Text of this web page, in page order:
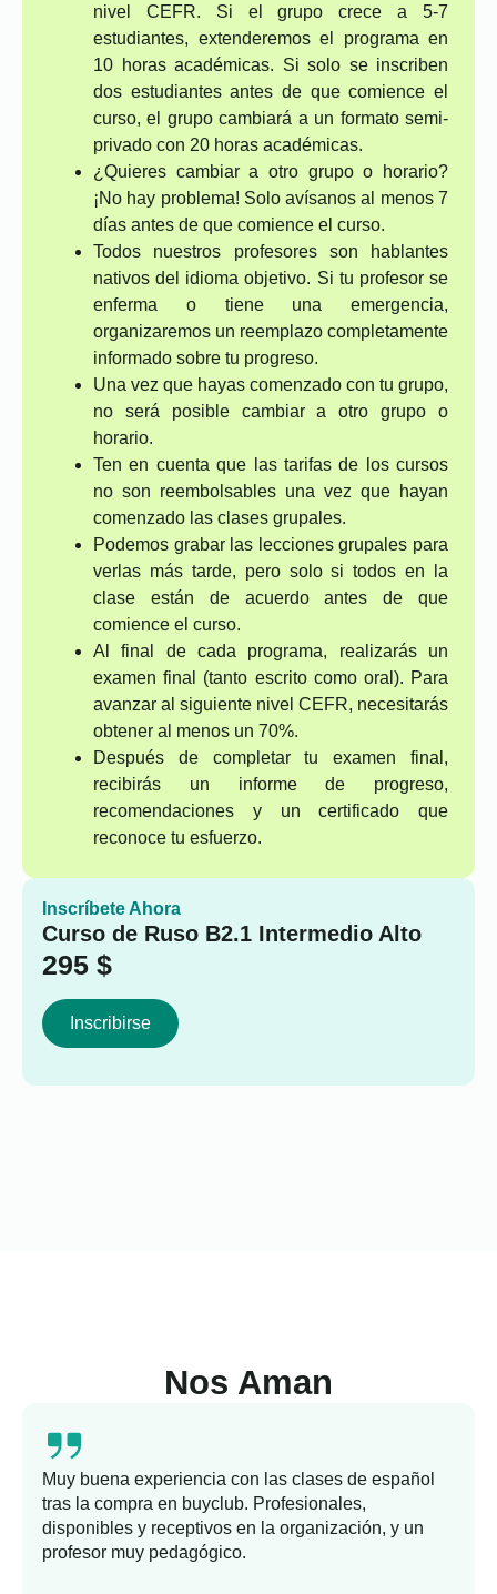
nivel CEFR. Si el grupo crece a 5-7
estudiantes, extenderemos el programa en
10 horas académicas. Si solo se inscriben
dos estudiantes antes de que comience el
curso, el grupo cambiará a un formato semi-
privado con 20 horas académicas.
¿Quieres cambiar a otro grupo o horario?
¡No hay problema! Solo avísanos al menos 7
días antes de que comience el curso.
Todos nuestros profesores son hablantes
nativos del idioma objetivo. Si tu profesor se
enferma o tiene una emergencia,
organizaremos un reemplazo completamente
informado sobre tu progreso.
Una vez que hayas comenzado con tu grupo,
no será posible cambiar a otro grupo o
horario.
Ten en cuenta que las tarifas de los cursos
no son reembolsables una vez que hayan
comenzado las clases grupales.
Podemos grabar las lecciones grupales para
verlas más tarde, pero solo si todos en la
clase están de acuerdo antes de que
comience el curso.
Al final de cada programa, realizarás un
examen final (tanto escrito como oral). Para
avanzar al siguiente nivel CEFR, necesitarás
obtener al menos un 70%.
Después de completar tu examen final,
recibirás un informe de progreso,
recomendaciones y un certificado que
reconoce tu esfuerzo.
Inscríbete Ahora
Curso de Ruso B2.1 Intermedio Alto
295 $
Inscribirse
Nos Aman
Muy buena experiencia con las clases de español
tras la compra en buyclub. Profesionales,
disponibles y receptivos en la organización, y un
profesor muy pedagógico.